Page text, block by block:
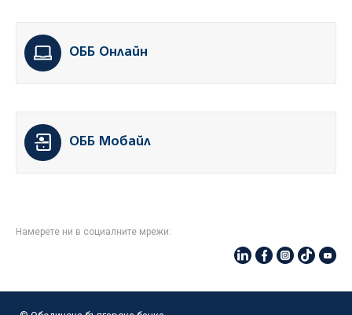
ОББ Онлайн
ОББ Мобайл
Намерете ни в социалните мрежи: